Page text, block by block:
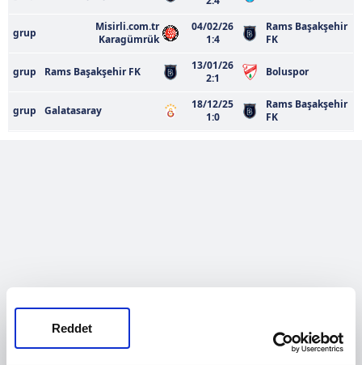
Reddet
grup
Misirli.com.tr
Karagümrük
04/02/26
1:4
Rams Başakşehir
FK
grup Rams Başakşehir FK
13/01/26
2:1
Boluspor
grup Galatasaray
18/12/25
1:0
Rams Başakşehir
FK